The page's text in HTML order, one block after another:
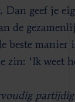
Dan geef je
de
beste manier
zin: ‘Ik weet